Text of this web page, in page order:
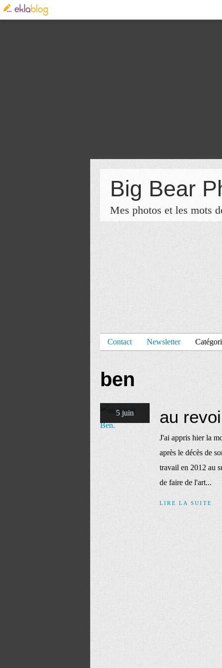
Big Bear
Mes photos et les mots
Contact Newsletter
ben
5 juin au
J'ai appris hier la
après le décès de
travail en 2012 au
de faire de l'art...
LIRE LA SUITE